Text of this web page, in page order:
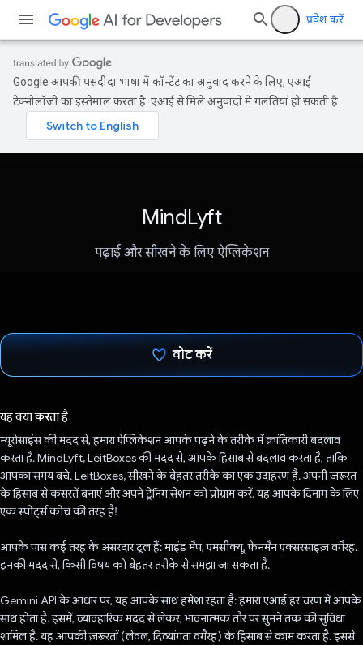
प्रवेश करें
Google आपकी पसंदीदा भाषा में कॉन्टेंट का अनुवाद करने के लिए, एआई
टेक्नोलॉजी का इस्तेमाल करता है. एआई से मिले अनुवादों में गलतियां हो सकती हैं.
MindLyft
पढ़ाई और सीखने के लिए ऐप्लिकेशन
वोट करें
यह क्या करता है
न्यूरोसाइंस की मदद से, हमारा ऐप्लिकेशन आपके पढ़ने के तरीके में क्रांतिकारी बदलाव
करता है. MindLyft, LeitBoxes की मदद से, आपके हिसाब से बदलाव करता है, ताकि
आपका समय बचे. LeitBoxes, सीखने के बेहतर तरीके का एक उदाहरण है. अपनी ज़रूरत
के हिसाब से कसरतें बनाएं और अपने ट्रेनिंग सेशन को प्रोग्राम करें. यह आपके दिमाग के लिए
एक स्पोर्ट्स कोच की तरह है!
आपके पास कई तरह के असरदार टूल हैं: माइंड मैप, एमसीक्यू, फ़ेनमैन एक्सरसाइज़ वगैरह.
इनकी मदद से, किसी विषय को बेहतर तरीके से समझा जा सकता है.
Gemini API के आधार पर, यह आपके साथ हमेशा रहता है: हमारा एआई हर चरण में आपके
साथ होता है. इसमें, व्यावहारिक मदद से लेकर, भावनात्मक तौर पर सुनने तक की सुविधा
शामिल है. यह आपकी ज़रूरतों (लेवल, दिव्यांगता वगैरह) के हिसाब से काम करता है. इससे